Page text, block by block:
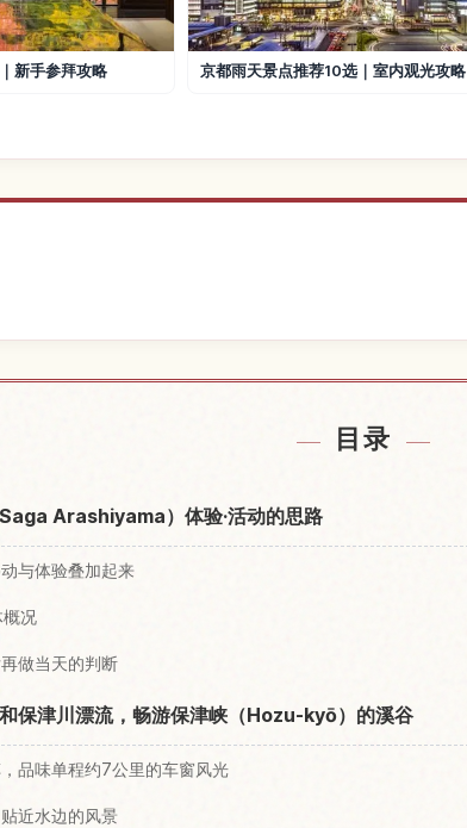
新手参拜攻略 京都雨天景点推荐10选｜室内观光攻略
目录
Arashiyama）体验·活动的思路
与体验叠加起来
况
做当天的判断
保津川漂流，畅游保津峡（Hozu-kyō）的溪谷
品味单程约7公里的车窗风光
近水边的风景